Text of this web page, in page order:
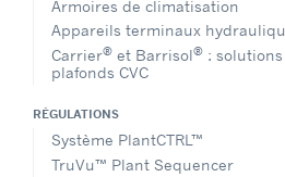
Armoires de climatisation
Appareils terminaux
Carrier® et Barrisol® :
plafonds CVC
RÉGULATIONS
Système PlantCTRL™
TruVu™ Plant Sequencer